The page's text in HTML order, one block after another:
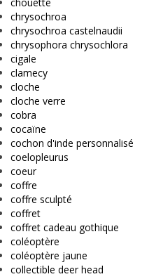
chrysochroa
chrysochroa castelnaudii
chrysophora chrysochlora
cigale
clamecy
cloche
cloche verre
cobra
cocaïne
cochon d'inde personnalisé
coelopleurus
coeur
coffre
coffre sculpté
coffret
coffret cadeau gothique
coléoptère
coléoptère jaune
collectible deer head